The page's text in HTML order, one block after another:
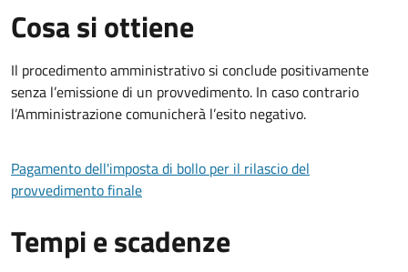
Cosa si ottiene
Il procedimento amministrativo si conclude positivamente
senza l’emissione di un provvedimento. In caso contrario
l’Amministrazione comunicherà l’esito negativo.
Pagamento dell'imposta di bollo per il rilascio del
provvedimento finale
Tempi e scadenze